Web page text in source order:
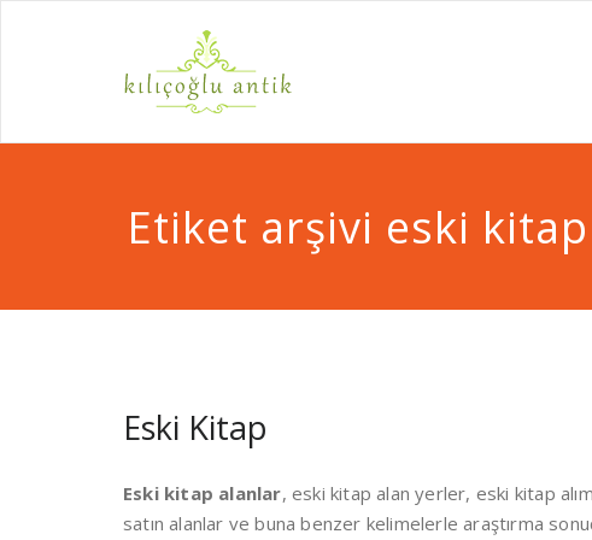
Antika
0532 570 22 24 antika
Etiket arşivi eski
Eski Kitap
Eski kitap alanlar, eski kitap alan yerler, eski kitap
satın alanlar ve buna benzer kelimelerle araştırma